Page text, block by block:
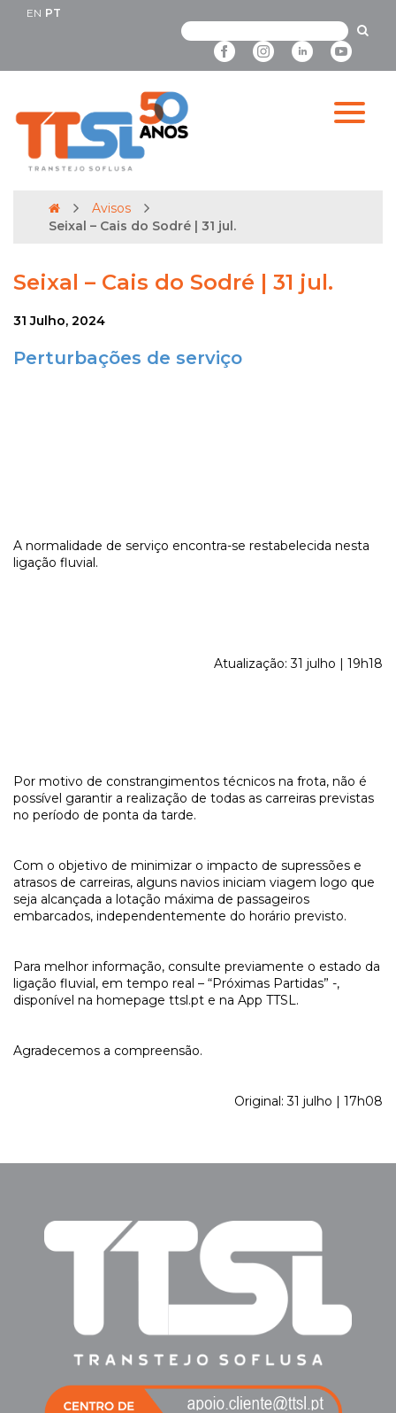
EN PT
Avisos
Seixal – Cais do Sodré | 31 jul.
Seixal – Cais do Sodré | 31 jul.
31 Julho, 2024
Perturbações de serviço
A normalidade de serviço encontra-se restabelecida nesta
ligação fluvial.
Atualização: 31 julho | 19h18
Por motivo de constrangimentos técnicos na frota, não é
possível garantir a realização de todas as carreiras previstas
no período de ponta da tarde.
Com o objetivo de minimizar o impacto de supressões e
atrasos de carreiras, alguns navios iniciam viagem logo que
seja alcançada a lotação máxima de passageiros
embarcados, independentemente do horário previsto.
Para melhor informação, consulte previamente o estado da
ligação fluvial, em tempo real – “Próximas Partidas” -,
disponível na homepage ttsl.pt e na App TTSL.
Agradecemos a compreensão.
Original: 31 julho | 17h08